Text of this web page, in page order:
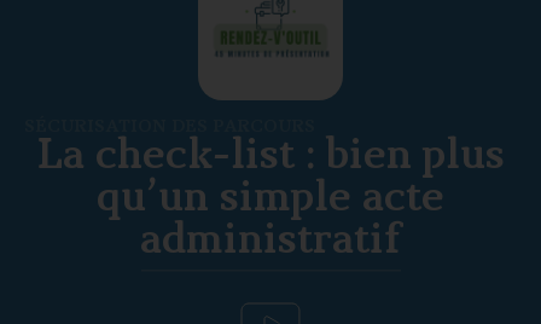
La check-list : bien plus
qu’un simple acte
administratif